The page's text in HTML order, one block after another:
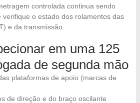
controlada continua sendo
verifique o estado dos rolamentos das
e da transmissão.
em uma 125
de segunda mão
plataformas de apoio (marcas de
de direção e do braço oscilante